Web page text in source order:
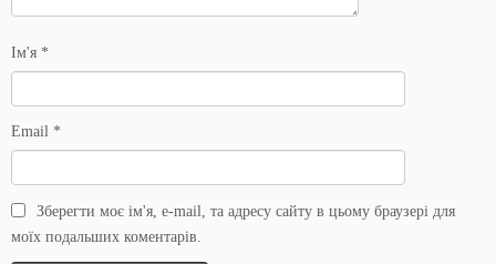
Ім'я *
Email *
Зберегти моє ім'я, e-mail, та адресу сайту в цьому браузері для
моїх подальших коментарів.